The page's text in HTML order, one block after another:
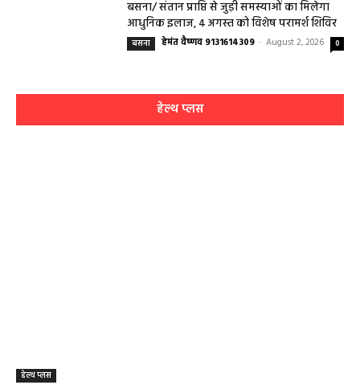
बसना/ संतान प्राप्ति से जुड़ी समस्याओं का मिलेगा
आधुनिक इलाज, 4 अगस्त को विशेष परामर्श शिविर
बसना हेमंत वैष्णव 9131614309 - August 2, 2026 0
हेल्थ प्लस
हेल्थ प्लस